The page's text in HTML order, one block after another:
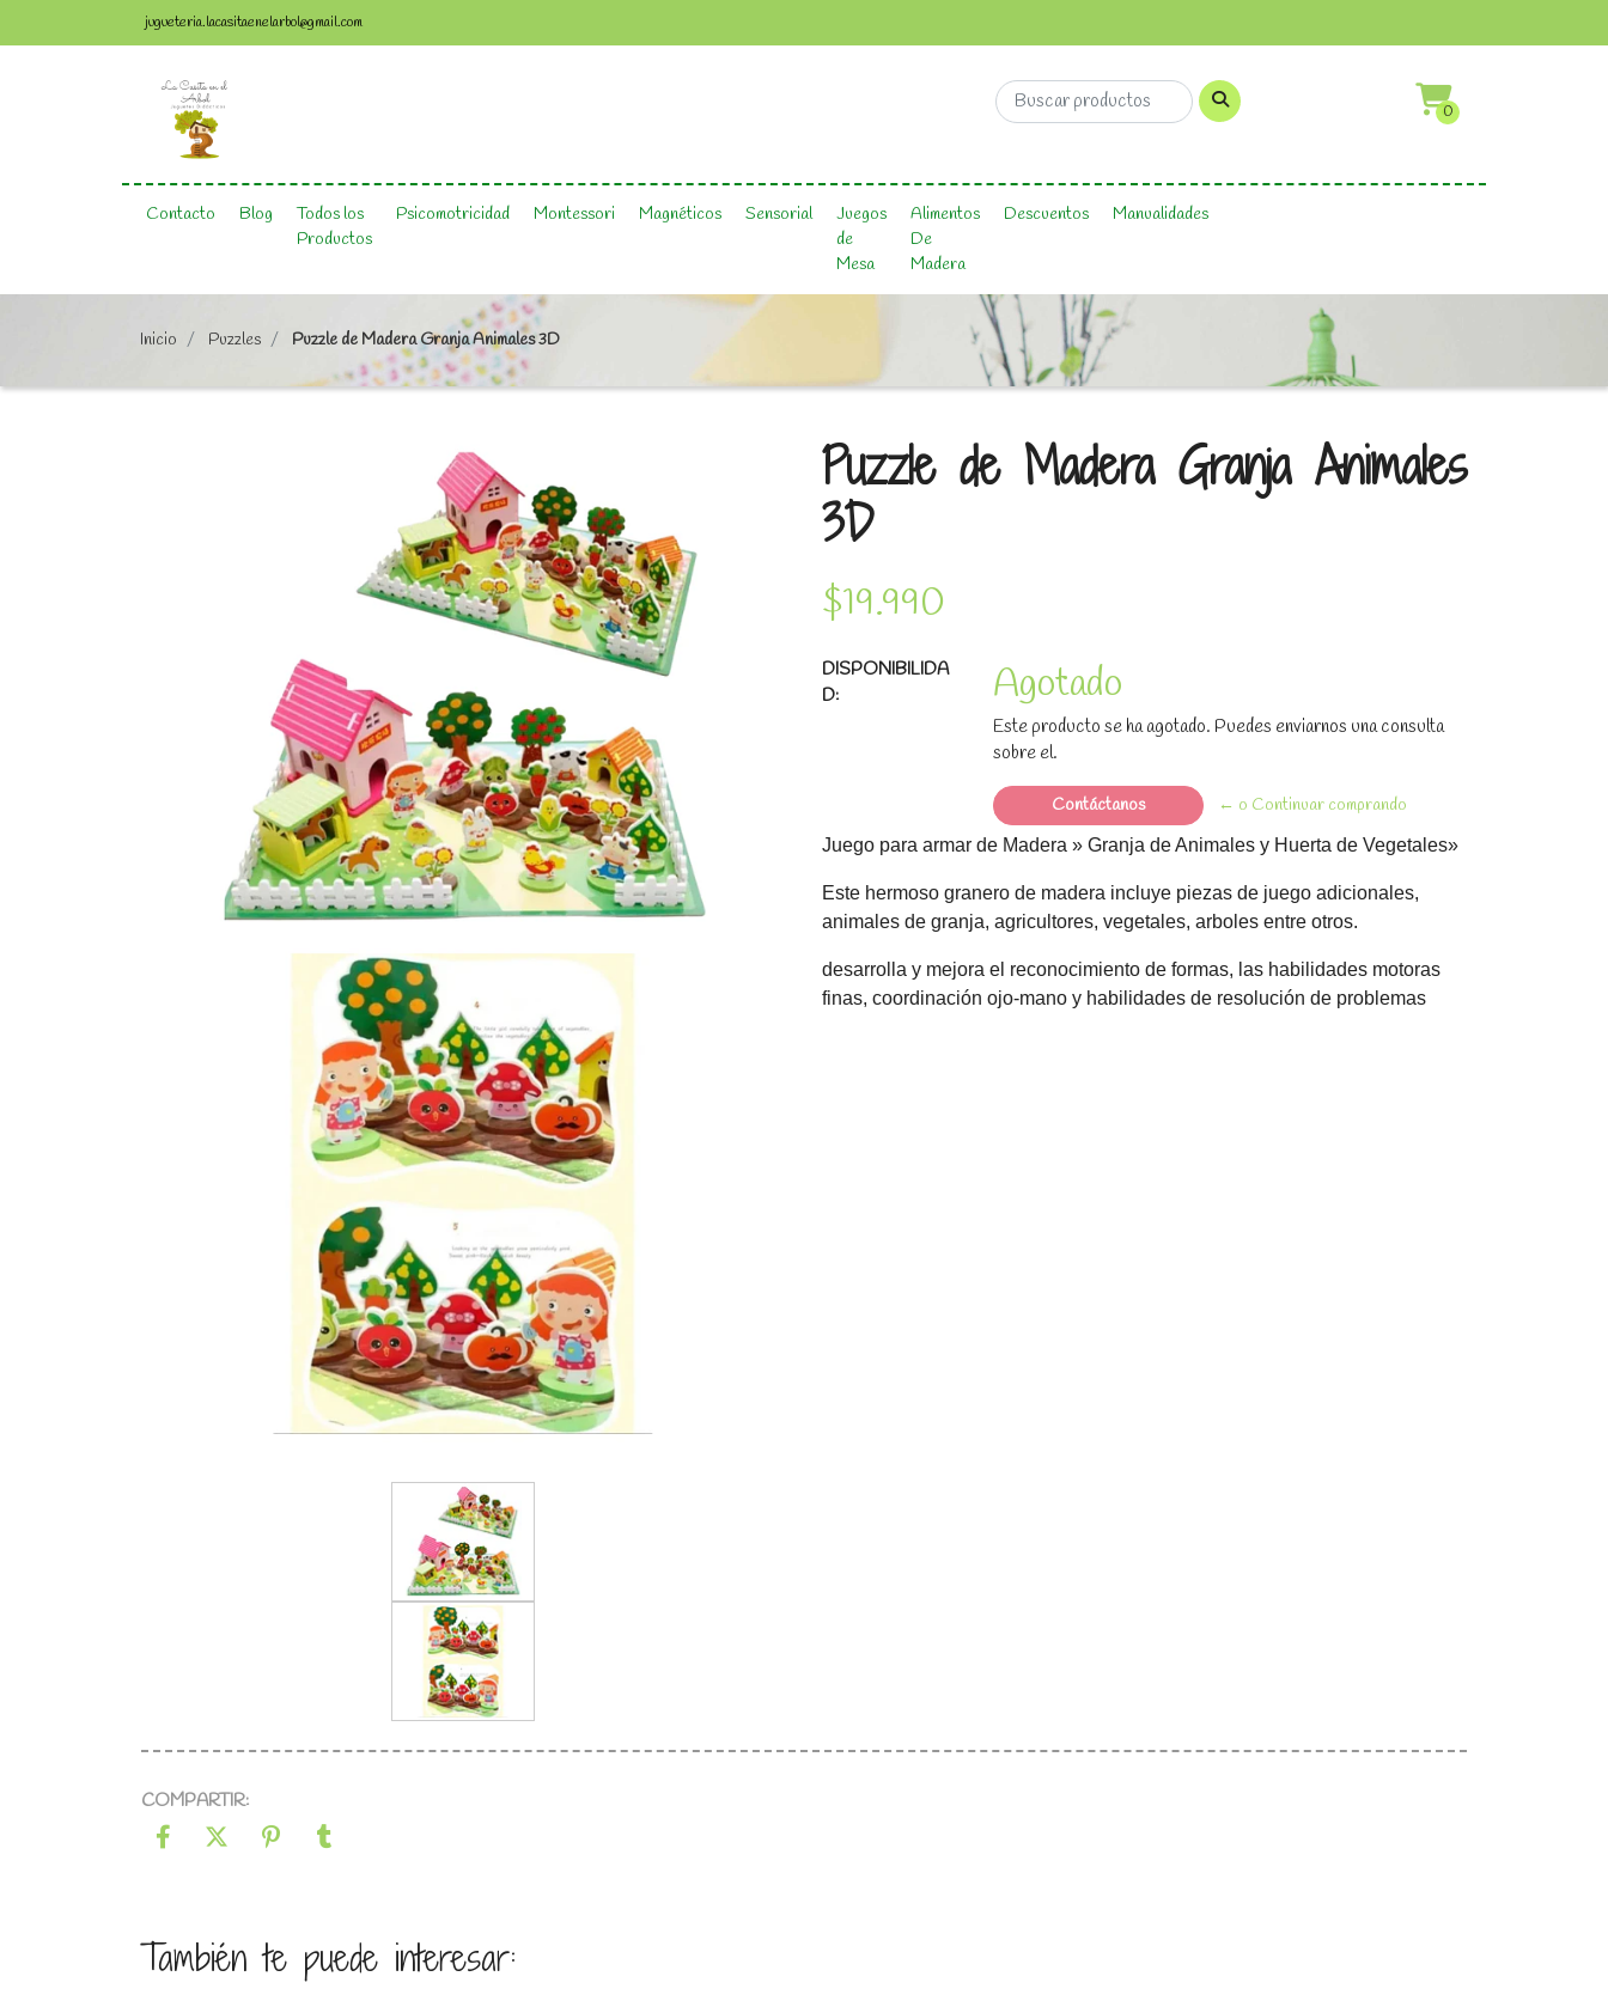
jugueteria.lacasitaenelarbol@gmail.com
0
Contacto Blog
Todos los
Productos
Psicomotricidad Montessori Magnéticos Sensorial
Juegos
de
Mesa
Alimentos
De
Madera
Descuentos Manualidades
Inicio Puzzles Puzzle de Madera Granja Animales 3D
Puzzle de Madera Granja Animales
3D
$19.990
DISPONIBILIDA
D:
Agotado
Este producto se ha agotado. Puedes enviarnos una consulta
sobre el.
Contáctanos ← o Continuar comprando
Juego para armar de Madera » Granja de Animales y Huerta de Vegetales»
Este hermoso granero de madera incluye piezas de juego adicionales,
animales de granja, agricultores, vegetales, arboles entre otros.
desarrolla y mejora el reconocimiento de formas, las habilidades motoras
finas, coordinación ojo-mano y habilidades de resolución de problemas
COMPARTIR:
También te puede interesar: